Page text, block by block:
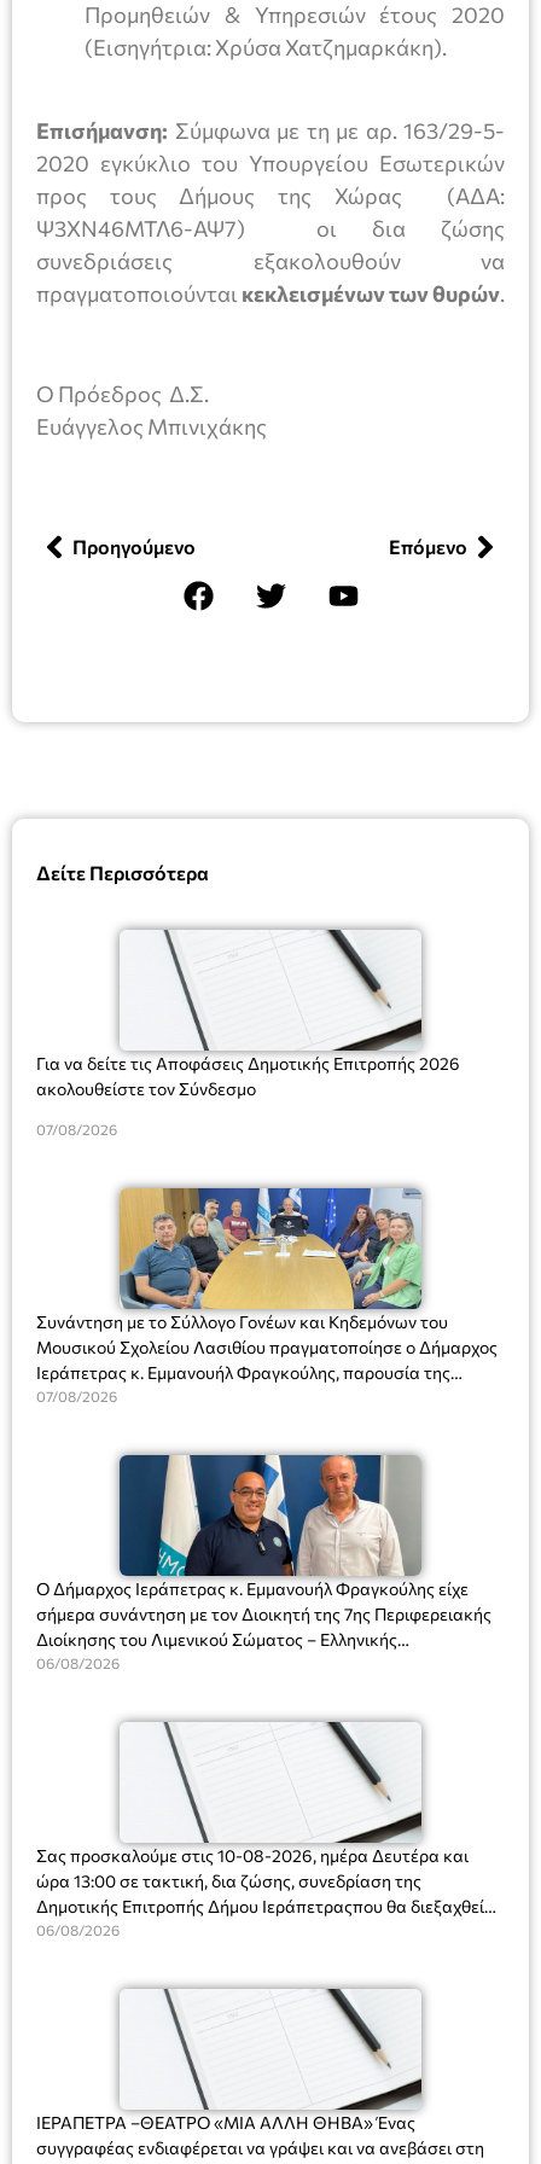
Δείτε Περισσότερα
Για να δείτε τις Αποφάσεις Δημοτικής Επιτροπής 2026
ακολουθείστε τον Σύνδεσμο
07/08/2026
Συνάντηση με το Σύλλογο Γονέων και Κηδεμόνων του
Μουσικού Σχολείου Λασιθίου πραγματοποίησε ο Δήμαρχος
Ιεράπετρας κ. Εμμανουήλ Φραγκούλης, παρουσία της
Διευθύντριας του σχολείου κας Μαριάννας Χαΐτα.
07/08/2026
Ο Δήμαρχος Ιεράπετρας κ. Εμμανουήλ Φραγκούλης είχε
σήμερα συνάντηση με τον Διοικητή της 7ης Περιφερειακής
Διοίκησης του Λιμενικού Σώματος – Ελληνικής
Ακτοφυλακής (Λ.Σ.-ΕΛ.ΑΚΤ.), Αρχιπλοίαρχο Λ.Σ. κ. Ιωάννη
06/08/2026
Σας προσκαλούμε στις 10-08-2026, ημέρα Δευτέρα και
ώρα 13:00 σε τακτική, δια ζώσης, συνεδρίαση της
Δημοτικής Επιτροπής Δήμου Ιεράπετραςπου θα διεξαχθεί
στο Δημοτικό Κατάστημα, Δημοκρατίας 31 στην αίθουσα
και λήψη αποφάσεων στα παρακάτω θέματα:
06/08/2026
ΙΕΡΑΠΕΤΡΑ –ΘΕΑΤΡΟ «ΜΙΑ ΑΛΛΗ ΘΗΒΑ» Ένας
συγγραφέας ενδιαφέρεται να γράψει και να ανεβάσει στη
Προμηθειών & Υπηρεσιών έτους 2020
(Εισηγήτρια: Χρύσα Χατζημαρκάκη).
Επισήμανση: Σύμφωνα με τη με αρ. 163/29-5-
2020 εγκύκλιο του Υπουργείου Εσωτερικών
προς τους Δήμους της Χώρας (ΑΔΑ:
Ψ3ΧΝ46ΜΤΛ6-ΑΨ7) οι δια ζώσης
συνεδριάσεις εξακολουθούν να
πραγματοποιούνται κεκλεισμένων των θυρών.
Ο Πρόεδρος Δ.Σ.
Ευάγγελος Μπινιχάκης
Προηγούμενο Επόμενο